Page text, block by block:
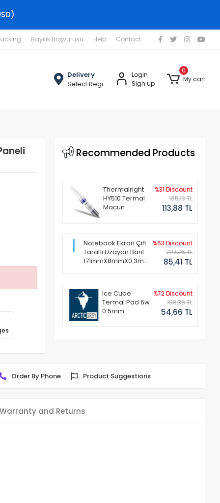
Bayilik Başvurusu Help Contact
Delivery
Select Region
Login
Sign up
0
My cart
Recommended Products
Thermalright
HY510 Termal
Macun
%31 Discount
165,13 TL
113,88 TL
Notebook Ekran Çift
Taraflı Uzayan Bant
171mmX8mmX0.3mm
%63 Discount
227,76 TL
85,41 TL
Ice Cube
Termal Pad 6w
0.5mm
%72 Discount
198,38 TL
54,66 TL
Order By Phone Product Suggestions
Warranty and Returns